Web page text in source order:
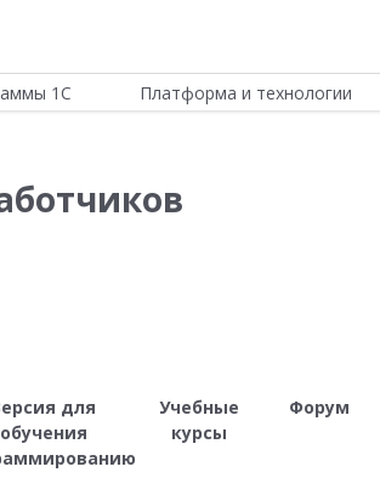
1С Платформа и технологии
для
обучения
Учебные
курсы
Форум